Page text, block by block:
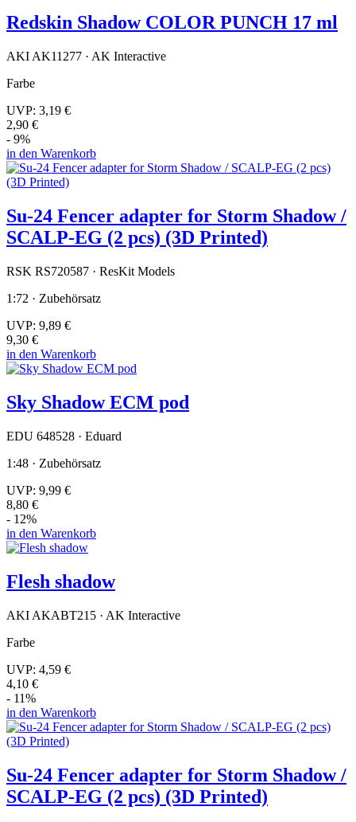
Redskin Shadow COLOR PUNCH 17 ml
AKI AK11277 · AK Interactive
Farbe
UVP: 3,19 €
2,90 €
- 9%
in den Warenkorb
Su-24 Fencer adapter for Storm Shadow /
SCALP-EG (2 pcs) (3D Printed)
RSK RS720587 · ResKit Models
1:72 · Zubehörsatz
UVP: 9,89 €
9,30 €
in den Warenkorb
Sky Shadow ECM pod
EDU 648528 · Eduard
1:48 · Zubehörsatz
UVP: 9,99 €
8,80 €
- 12%
in den Warenkorb
Flesh shadow
AKI AKABT215 · AK Interactive
Farbe
UVP: 4,59 €
4,10 €
- 11%
in den Warenkorb
Su-24 Fencer adapter for Storm Shadow /
SCALP-EG (2 pcs) (3D Printed)